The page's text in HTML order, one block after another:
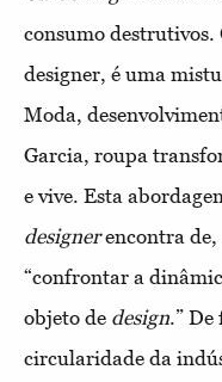
consumo
designer, é uma
Moda,
Garcia, roupa
e vive. Esta
designerencontra de,
“confrontar a
objeto de design.”
circularidade da